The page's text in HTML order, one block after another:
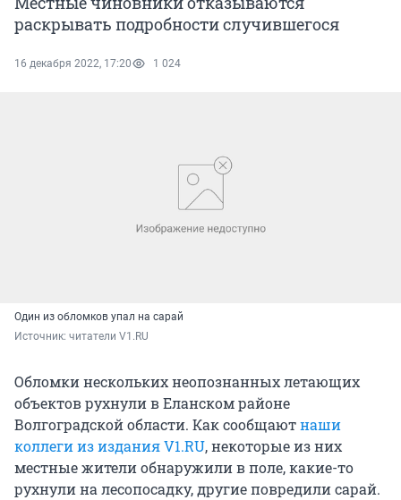
раскрывать подробности случившегося
16 декабря 2022, 17:20 1 024
Один из обломков упал на сарай
Источник: читатели V1.RU
Обломки нескольких неопознанных летающих
объектов рухнули в Еланском районе
Волгоградской области. Как сообщаютнаши
коллеги из издания V1.RU, некоторые из них
местные жители обнаружили в поле, какие-то
рухнули на лесопосадку, другие повредили сарай.